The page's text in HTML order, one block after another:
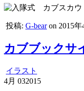
投稿: G-bearon 2015年
カブブックサ
イラスト
4月 032015